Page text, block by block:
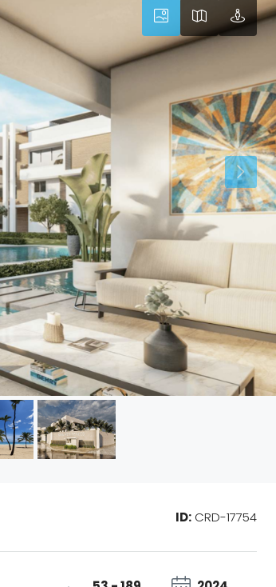
ID: CRD-17754